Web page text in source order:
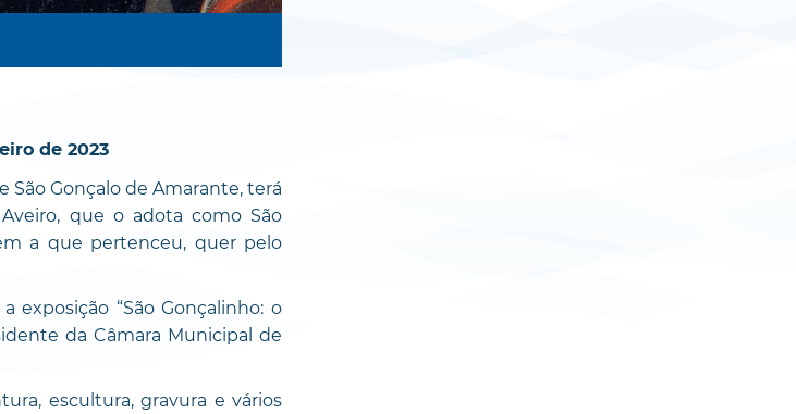
de 2023
São Gonçalo de Amarante, terá
que o adota como São
a que pertenceu, quer pelo
exposição “São Gonçalinho: o
da Câmara Municipal de
escultura, gravura e vários